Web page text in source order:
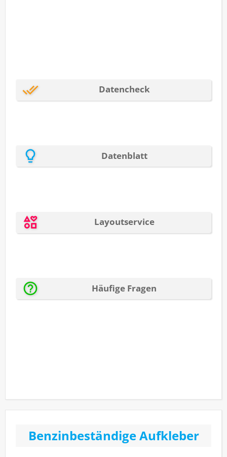
Benzinbeständige Aufkleber